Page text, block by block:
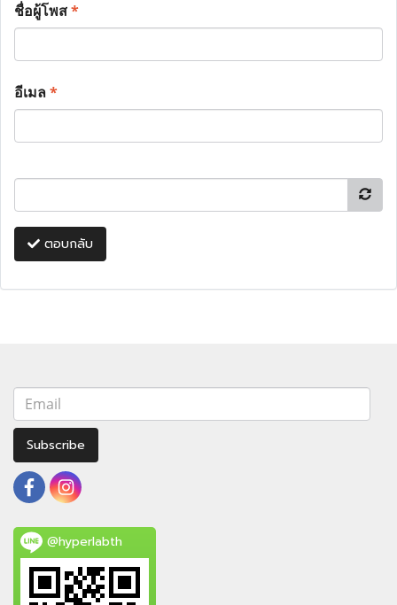
ชื่อผู้โพส*
อีเมล*
ตอบกลับ
Subscribe
@hyperlabth